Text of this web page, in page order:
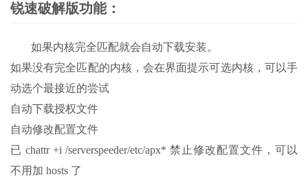
锐速破解版功能：
如果内核完全匹配就会自动下载安装。
如果没有完全匹配的内核，会在界面提示可选内核，可以手
动选个最接近的尝试
自动下载授权文件
自动修改配置文件
已 chattr +i /serverspeeder/etc/apx* 禁止修改配置文件，可以
不用加 hosts 了